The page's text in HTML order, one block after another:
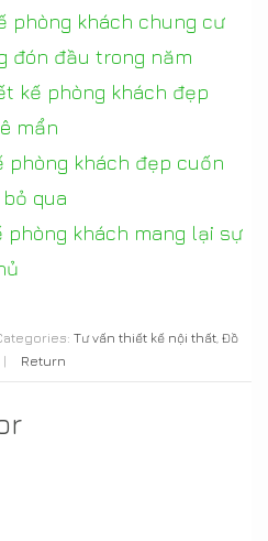
phòng khách chung cư
đón đầu trong năm
kế phòng khách đẹp
mẩn
phòng khách đẹp cuốn
qua
phòng khách mang lại sự
Tư vấn thiết kế nội thất, Đồ
| Return